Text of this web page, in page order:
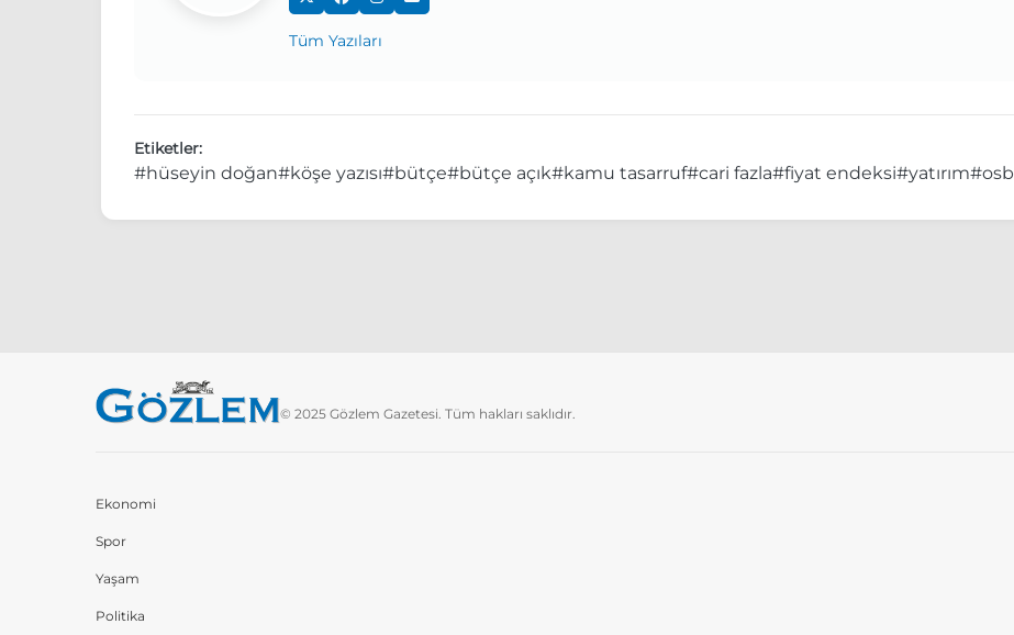
Tüm Yazıları
Etiketler:
#hüseyin doğan#köşe yazısı#bütçe#bütçe açık#kamu tasarruf#cari fazla#fiyat endeksi#yatırım
© 2025 Gözlem Gazetesi. Tüm hakları saklıdır.
Ekonomi
Spor
Yaşam
Politika